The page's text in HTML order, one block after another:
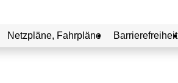
Netzpläne, Fahrpläne Barrierefreiheit